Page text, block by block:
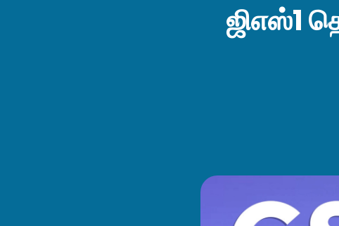
ஜிஎஸ்1